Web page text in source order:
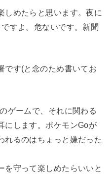
しめたらと思います。夜に
すよ。危ないです。新聞
です(と念のため書いてお
ゲームで、それに関わる
にします。ポケモンGoが
れるのはちょっと嫌だった
を守って楽しめたらいいと